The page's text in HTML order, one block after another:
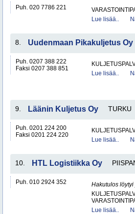
Puh. 020 7786 221
Lue lisää..
8. Uudenmaan Pikakuljetus Oy
Puh. 0207 388 222
Faksi 0207 388 851
Lue lisää..
9. Läänin Kuljetus Oy TURKU
Puh. 0201 224 200
Faksi 0201 224 220
Lue lisää..
10. HTL Logistiikka Oy
Puh. 010 2924 352
Hakutulos
Lue lisää..